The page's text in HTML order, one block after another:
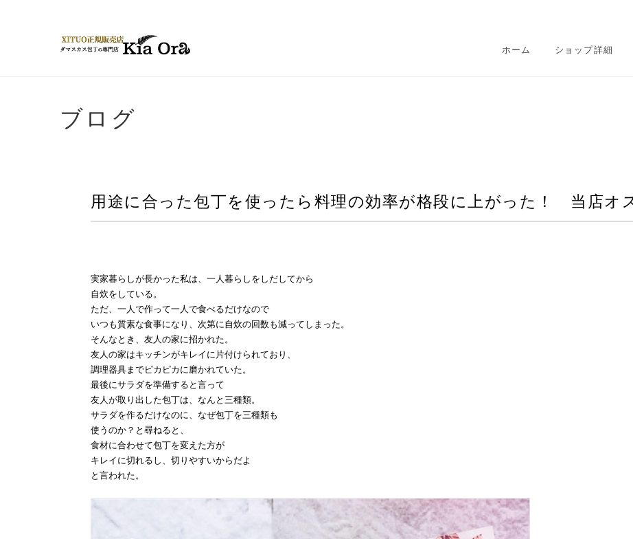
ホーム ショップ詳細
ブログ
用途に合った包丁を使ったら料理の効率が格段に上がった！ 当店オ
実家暮らしが長かった私は、一人暮らしをしだしてから
自炊をしている。
ただ、一人で作って一人で食べるだけなので
いつも質素な食事になり、次第に自炊の回数も減ってしまった。
そんなとき、友人の家に招かれた。
友人の家はキッチンがキレイに片付けられており、
調理器具までピカピカに磨かれていた。
最後にサラダを準備すると言って
友人が取り出した包丁は、なんと三種類。
サラダを作るだけなのに、なぜ包丁を三種類も
使うのか？と尋ねると、
食材に合わせて包丁を変えた方が
キレイに切れるし、切りやすいからだよ
と言われた。